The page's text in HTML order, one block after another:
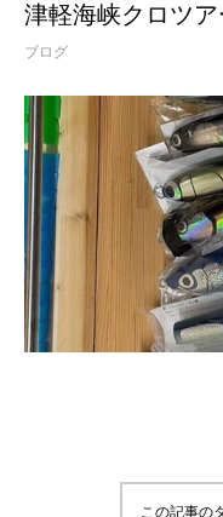
津軽海峡クロツ
ブログ
この記事の